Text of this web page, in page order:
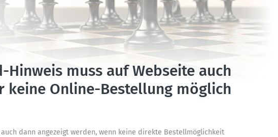
Hinweis muss auf Webseite auch
keine Online-Bestellung möglich
dann angezeigt werden, wenn keine direkte Bestell­mög­lichkeit